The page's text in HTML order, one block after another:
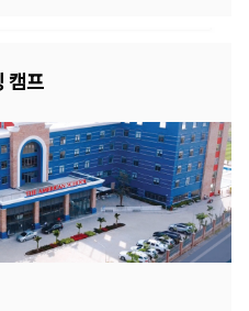
캠프